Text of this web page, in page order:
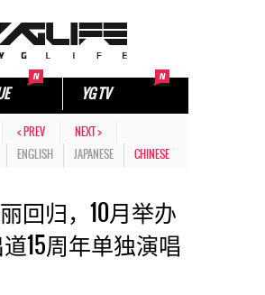
YG TV
< PREV
NEXT >
ENGLISH JAPANESE CHINESE
丽回归，10月举办
15周年单独演唱